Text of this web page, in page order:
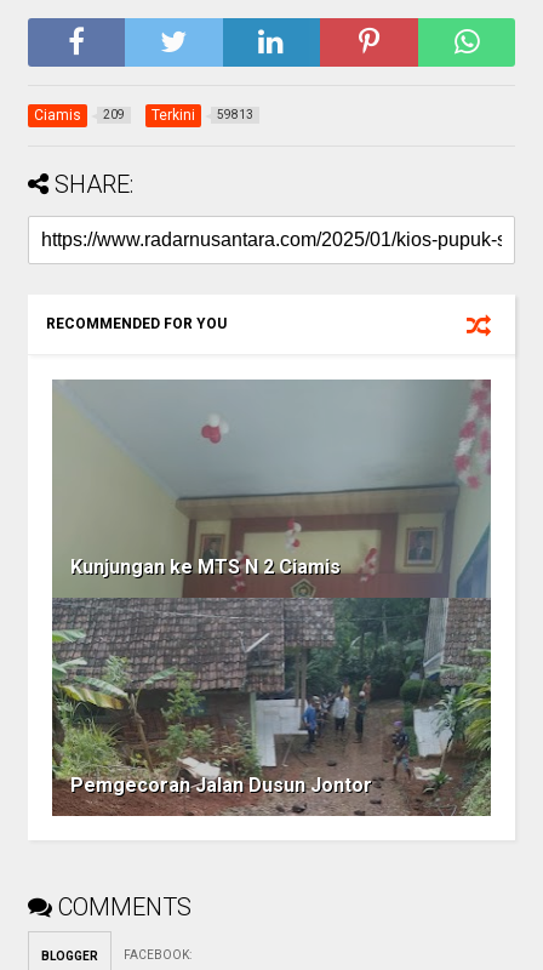
Ciamis 209 Terkini 59813
SHARE:
RECOMMENDED FOR YOU
Kunjungan ke MTS N 2 Ciamis
Pemgecoran Jalan Dusun Jontor
COMMENTS
BLOGGER FACEBOOK: